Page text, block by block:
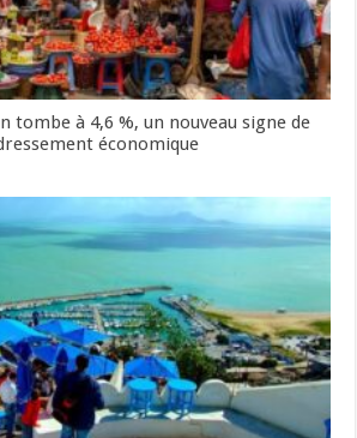
tombe à 4,6 %, un nouveau signe de
économique